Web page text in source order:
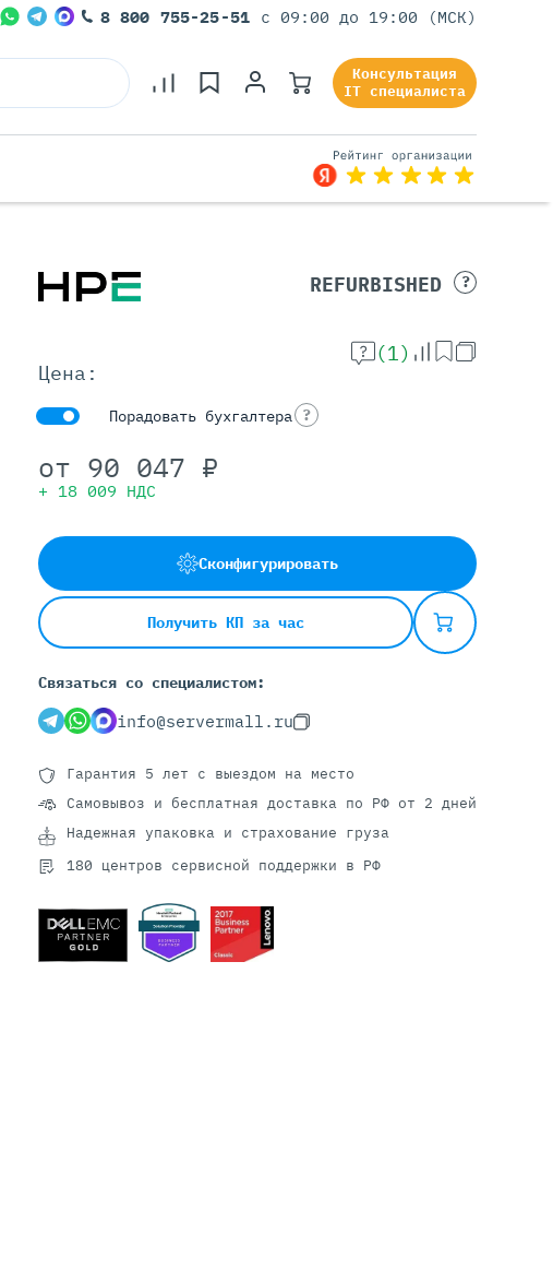
Серверы Для Виртуализации
Серверы Для ИИ
Серверы С GPU
С GPU AMD
С 2 GPU
С 4 GPU
8 800 755-25-51 с 09:00 до 19:00 (МСК)
Консультация
IT специалиста
REFURBISHED ?
(1)
Цена:
Порадовать бухгалтера ?
от 90 047 ₽
+ 18 009 НДС
Сконфигурировать
Получить КП за час
Связаться со специалистом:
info@servermall.ru
Гарантия 5 лет с выездом на место
Самовывоз и бесплатная доставка по РФ от 2 дней
Надежная упаковка и страхование груза
180 центров сервисной поддержки в РФ